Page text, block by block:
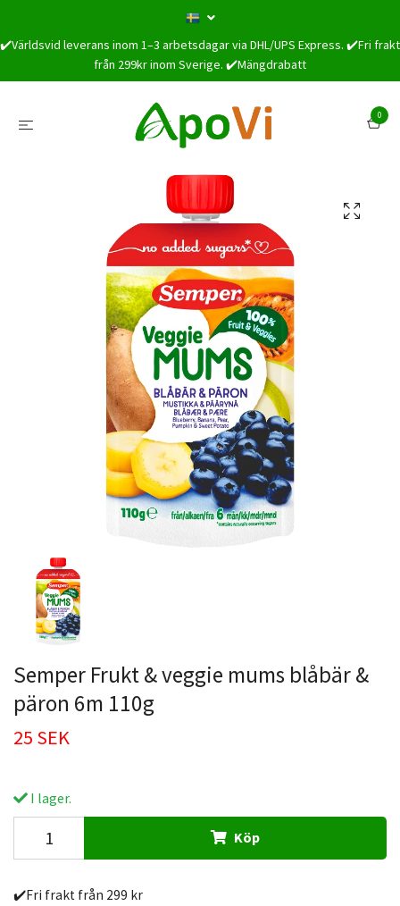
✔️Världsvid leverans inom 1–3 arbetsdagar via DHL/UPS Express. ✔️Fri frakt
från 299kr inom Sverige. ✔️Mängdrabatt
0
Semper Frukt & veggie mums blåbär &
päron 6m 110g
25 SEK
I lager.
Köp
✔️Fri frakt från 299 kr